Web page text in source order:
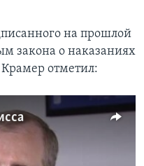
на прошлой
закона о наказаниях
отметил: